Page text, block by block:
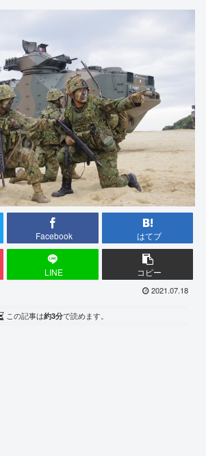
Facebook はてブ
LINE コピー
2021.07.18
この記事は約3分で読めます。